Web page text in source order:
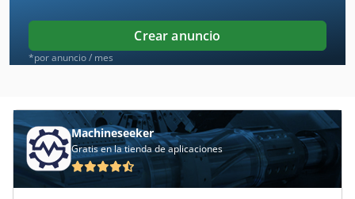
Eht
Groschopp
Helio
Hoefler
Ingersoll Bohle
Crear anuncio
*por anuncio / mes
Machineseeker
Gratis en la tienda de aplicaciones